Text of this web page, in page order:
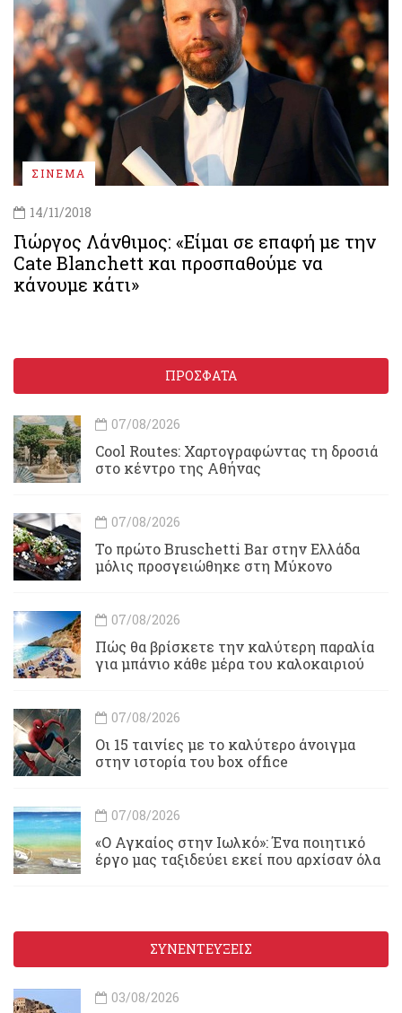
ΣΙΝΕΜΑ
14/11/2018
Γιώργος Λάνθιμος: «Είμαι σε επαφή με την
Cate Blanchett και προσπαθούμε να
κάνουμε κάτι»
ΠΡΟΣΦΑΤΑ
07/08/2026
Cool Routes: Χαρτογραφώντας τη δροσιά
στο κέντρο της Αθήνας
07/08/2026
Το πρώτο Bruschetti Bar στην Ελλάδα
μόλις προσγειώθηκε στη Μύκονο
07/08/2026
Πώς θα βρίσκετε την καλύτερη παραλία
για μπάνιο κάθε μέρα του καλοκαιριού
07/08/2026
Οι 15 ταινίες με το καλύτερο άνοιγμα
στην ιστορία του box office
07/08/2026
«Ο Αγκαίος στην Ιωλκό»: Ένα ποιητικό
έργο μας ταξιδεύει εκεί που αρχίσαν όλα
ΣΥΝΕΝΤΕΥΞΕΙΣ
03/08/2026